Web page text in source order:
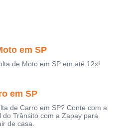
em SP
de Moto em SP em até 12x!
em SP
de Carro em SP? Conte com a
do Trânsito com a Zapay para
de casa.